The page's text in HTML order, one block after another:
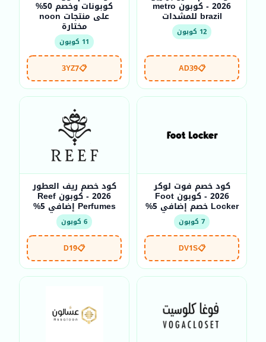
2026 - كوبون metro
brazil للمشدات
12 كوبون
📋
AD39
كوبونات وخصم 50%
على منتجات noon
مختارة
11 كوبون
📋
3YZ7
كود خصم فوت لوكر
2026 - كوبون Foot
Locker خصم إضافي 5%
7 كوبون
📋
DV1S
كود خصم ريف العطور
2026 - كوبون Reef
Perfumes إضافي 5%
6 كوبون
📋
D19